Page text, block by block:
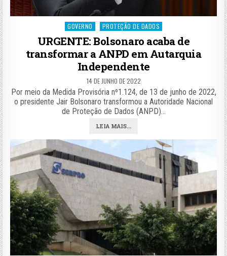
Posted
in
GOVERNO PROTEÇÃO DE DADOS
URGENTE: Bolsonaro acaba de
transformar a ANPD em Autarquia
Independente
14 DE JUNHO DE 2022
Por meio da Medida Provisória nº1.124, de 13 de junho de 2022,
o presidente Jair Bolsonaro transformou a Autoridade Nacional
de Proteção de Dados (ANPD)…
LEIA MAIS...